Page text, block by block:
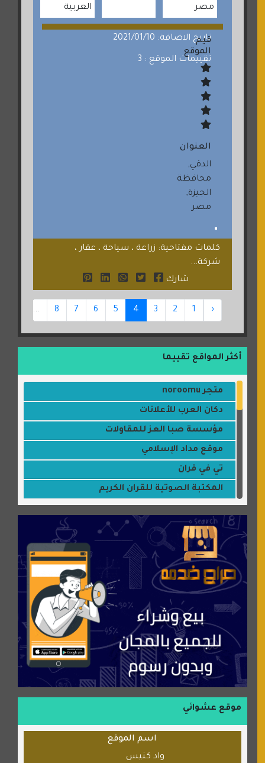
مصر
العربية
تاريخ الاضافة: 2021/01/10
تقييمات الموقع : 3
قيم
الموقع
العنوان
الدقي,
محافظة
الجيزة,
مصر
كلمات مفتاحية: زراعة ، سياحة ، عقار ،
شركة...
شارك
‹
1
2
3
4
5
6
7
8
...
أكثر المواقع تقييما
متجر noroomu
دكان العرب للأعلانات
مؤسسة صبا العز للمقاولات
موقع مداد الإسلامي
تي في قران
المكتبة الصوتية للقران الكريم
موقع سيارات عربية
عالم كوكي
سورة قران
شركة إعمار الرياض للخدمات المنزلية
شبكة رأيي
موسوعة نور الرحمن
منتدى جيوش الهكرز
بلو باص
موقع حراج خدمة
الطبي
قراننا
موقع عشوائي
اسم الموقع
واد كنيس